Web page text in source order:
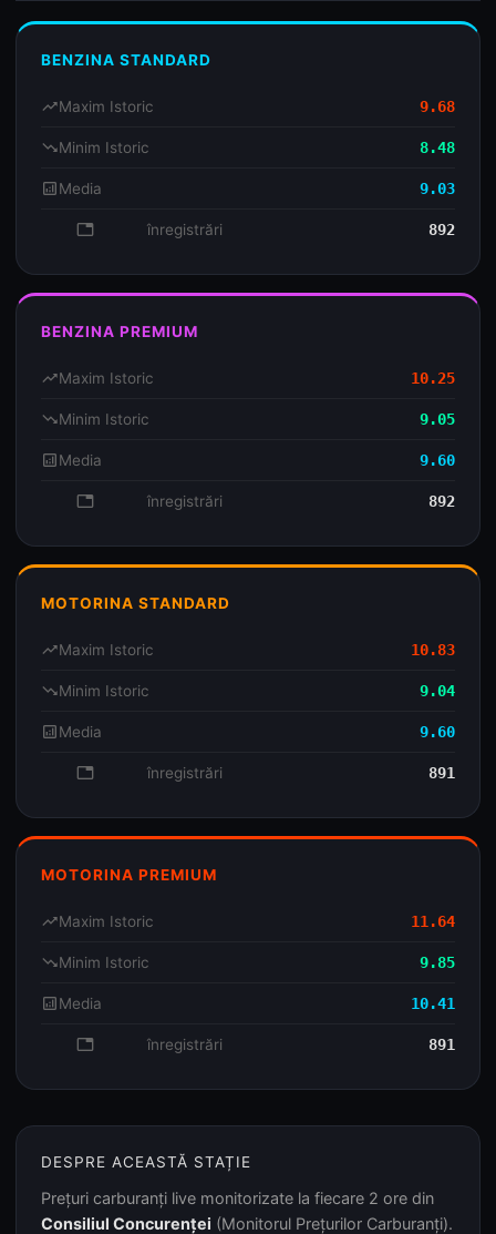
BENZINA STANDARD
trending_upMaxim Istoric 9.68
trending_downMinim Istoric 8.48
analyticsMedia 9.03
database înregistrări 892
BENZINA PREMIUM
trending_upMaxim Istoric 10.25
trending_downMinim Istoric 9.05
analyticsMedia 9.60
database înregistrări 892
MOTORINA STANDARD
trending_upMaxim Istoric 10.83
trending_downMinim Istoric 9.04
analyticsMedia 9.60
database înregistrări 891
MOTORINA PREMIUM
trending_upMaxim Istoric 11.64
trending_downMinim Istoric 9.85
analyticsMedia 10.41
database înregistrări 891
DESPRE ACEASTĂ STAȚIE
Prețuri carburanți live monitorizate la fiecare 2 ore din
Consiliul Concurenței (Monitorul Prețurilor Carburanți).